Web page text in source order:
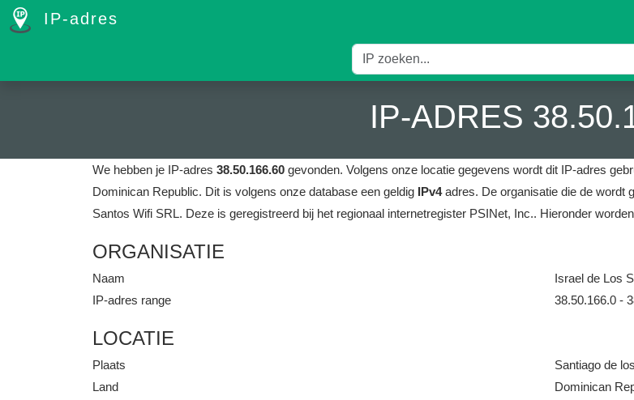
IP-adres
IP-ADRES
We hebben je IP-adres 38.50.166.60 gevonden. Volgens onze locatie gegevens wordt dit IP-adres
Dominican Republic. Dit is volgens onze database een geldig IPv4adres. De organisatie die de wordt
Santos Wifi SRL. Deze is geregistreerd bij het regionaal internetregister PSINet, Inc.. Hieronder
ORGANISATIE
Naam
Israel de Los
IP-adres range
38.50.166.0 -
LOCATIE
Plaats
Santiago de
Land
Dominican